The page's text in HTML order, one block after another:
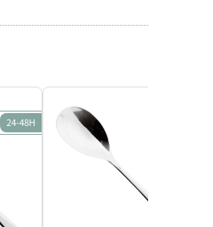
24-48H